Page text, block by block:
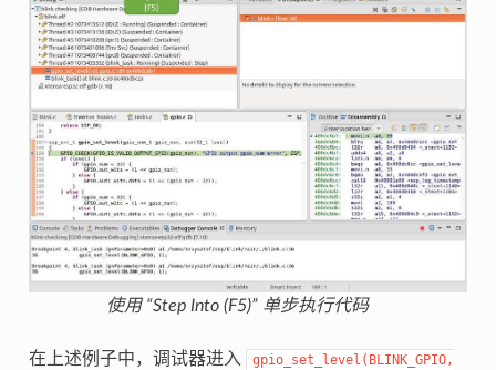
使用 “Step Into (F5)” 单步执行代码
在上述例子中，调试器进入
gpio_set_level(BLINK_GPIO,